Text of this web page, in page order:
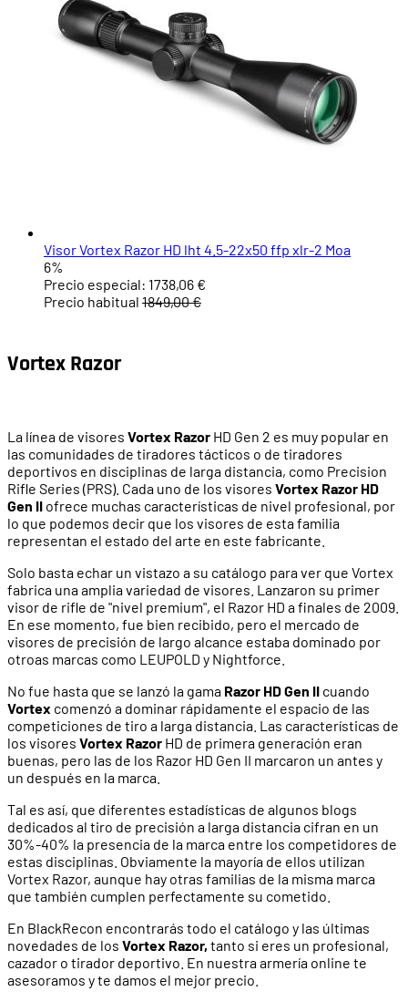
Visor Vortex Razor HD lht 4.5-22x50 ffp xlr-2 Moa
6%
Precio especial: 1738,06 €
Precio habitual 1849,00 €
Vortex Razor
La línea de visores Vortex Razor HD Gen 2 es muy popular en
las comunidades de tiradores tácticos o de tiradores
deportivos en disciplinas de larga distancia, como Precision
Rifle Series (PRS). Cada uno de los visores Vortex Razor HD
Gen II ofrece muchas características de nivel profesional, por
lo que podemos decir que los visores de esta familia
representan el estado del arte en este fabricante.
Solo basta echar un vistazo a su catálogo para ver que Vortex
fabrica una amplia variedad de visores. Lanzaron su primer
visor de rifle de "nivel premium", el Razor HD a finales de 2009.
En ese momento, fue bien recibido, pero el mercado de
visores de precisión de largo alcance estaba dominado por
otroas marcas como LEUPOLD y Nightforce.
No fue hasta que se lanzó la gama Razor HD Gen II cuando
Vortex comenzó a dominar rápidamente el espacio de las
competiciones de tiro a larga distancia. Las características de
los visores Vortex Razor HD de primera generación eran
buenas, pero las de los Razor HD Gen II marcaron un antes y
un después en la marca.
Tal es así, que diferentes estadísticas de algunos blogs
dedicados al tiro de precisión a larga distancia cifran en un
30%-40% la presencia de la marca entre los competidores de
estas disciplinas. Obviamente la mayoría de ellos utilizan
Vortex Razor, aunque hay otras familias de la misma marca
que también cumplen perfectamente su cometido.
En BlackRecon encontrarás todo el catálogo y las últimas
novedades de los Vortex Razor, tanto si eres un profesional,
cazador o tirador deportivo. En nuestra armería online te
asesoramos y te damos el mejor precio.